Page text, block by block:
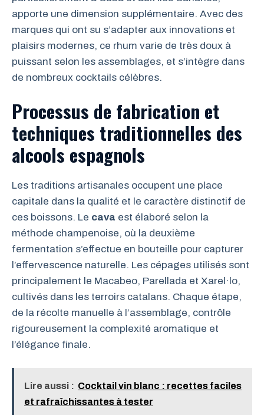
apporte une dimension supplémentaire. Avec des
marques qui ont su s’adapter aux innovations et
plaisirs modernes, ce rhum varie de très doux à
puissant selon les assemblages, et s’intègre dans
de nombreux cocktails célèbres.
Processus de fabrication et
techniques traditionnelles des
alcools espagnols
Les traditions artisanales occupent une place
capitale dans la qualité et le caractère distinctif de
ces boissons. Le cava est élaboré selon la
méthode champenoise, où la deuxième
fermentation s’effectue en bouteille pour capturer
l’effervescence naturelle. Les cépages utilisés sont
principalement le Macabeo, Parellada et Xarel·lo,
cultivés dans les terroirs catalans. Chaque étape,
de la récolte manuelle à l’assemblage, contrôle
rigoureusement la complexité aromatique et
l’élégance finale.
Lire aussi : Cocktail vin blanc : recettes faciles
et rafraîchissantes à tester